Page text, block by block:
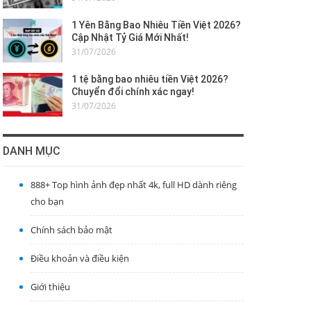
1 Yên Bằng Bao Nhiêu Tiền Việt 2026?
Cập Nhật Tỷ Giá Mới Nhất!
31/07/2026
1 tệ bằng bao nhiêu tiền Việt 2026?
Chuyển đổi chính xác ngay!
31/07/2026
DANH MỤC
888+ Top hình ảnh đẹp nhất 4k, full HD dành riêng
cho bạn
Chính sách bảo mật
Điều khoản và điều kiện
Giới thiệu